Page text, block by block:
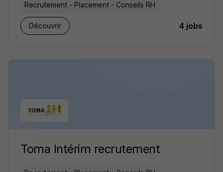
Recrutement - Placement - Conseils RH
Découvrir 4 jobs
Toma Intérim recrutement